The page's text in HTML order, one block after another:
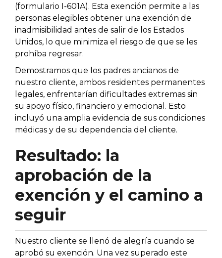
(formulario I-601A). Esta exención permite a las
personas elegibles obtener una exención de
inadmisibilidad antes de salir de los Estados
Unidos, lo que minimiza el riesgo de que se les
prohíba regresar.
Demostramos que los padres ancianos de
nuestro cliente, ambos residentes permanentes
legales, enfrentarían dificultades extremas sin
su apoyo físico, financiero y emocional. Esto
incluyó una amplia evidencia de sus condiciones
médicas y de su dependencia del cliente.
Resultado: la
aprobación de la
exención y el camino a
seguir
Nuestro cliente se llenó de alegría cuando se
aprobó su exención. Una vez superado este